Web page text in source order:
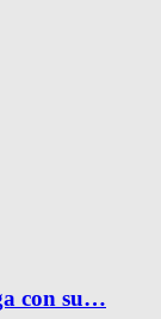
con su…